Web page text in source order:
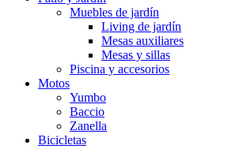
Muebles de jardín
Living de jardín
Mesas auxiliares
Mesas y sillas
Piscina y accesorios
Motos
Yumbo
Baccio
Zanella
Bicicletas